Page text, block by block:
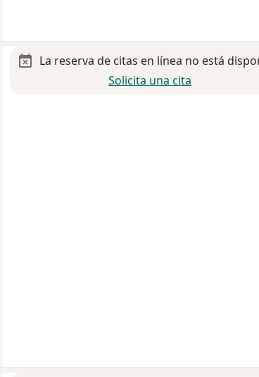
La reserva de citas en línea no está
Solicita una cita